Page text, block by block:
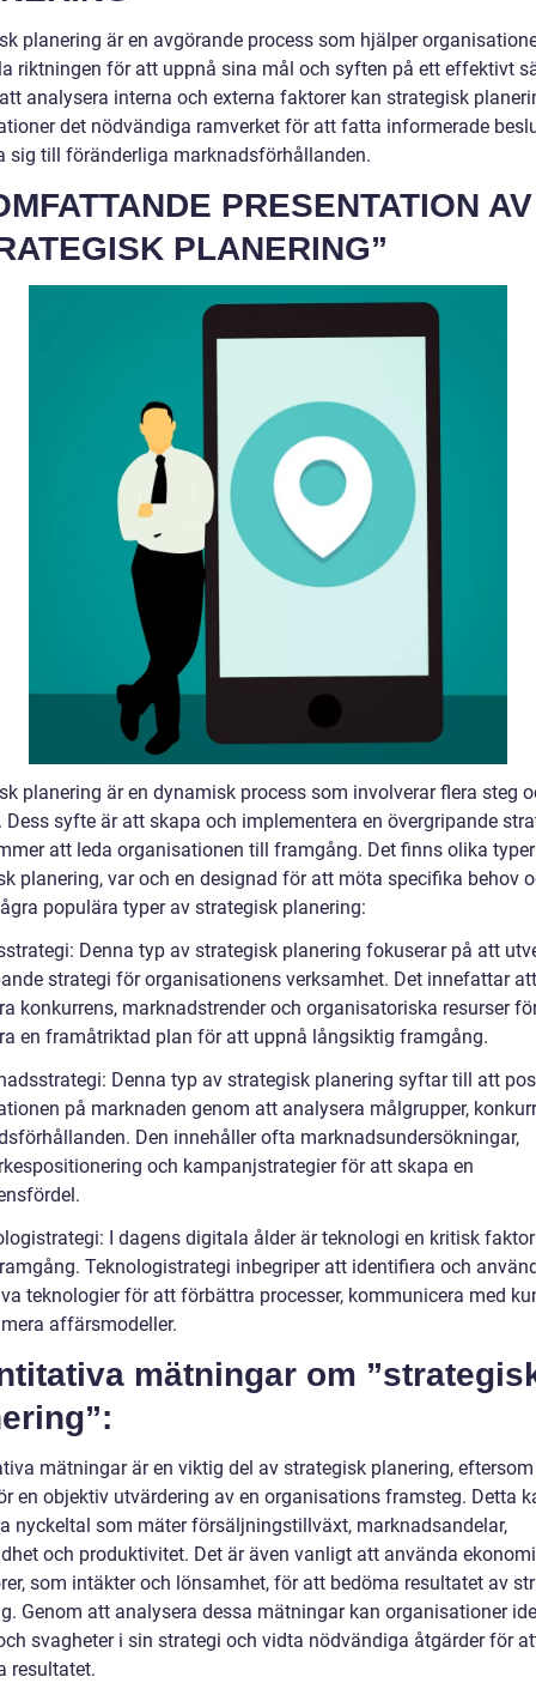
planering är en avgörande process som hjälper
riktningen för att uppnå sina mål och syften på ett effektivt
analysera interna och externa faktorer kan strategisk
det nödvändiga ramverket för att fatta informerade
sig till föränderliga marknadsförhållanden.
PRESENTATION AV
PLANERING”
planering är en dynamisk process som involverar flera steg
Dess syfte är att skapa och implementera en övergripande
att leda organisationen till framgång. Det finns olika
planering, var och en designad för att möta specifika behov
populära typer av strategisk planering:
Denna typ av strategisk planering fokuserar på att
strategi för organisationens verksamhet. Det innefattar att
konkurrens, marknadstrender och organisatoriska resurser
en framåtriktad plan för att uppnå långsiktig framgång.
Denna typ av strategisk planering syftar till att
på marknaden genom att analysera målgrupper,
Den innehåller ofta marknadsundersökningar,
och kampanjstrategier för att skapa en
I dagens digitala ålder är teknologi en kritisk
Teknologistrategi inbegriper att identifiera och
teknologier för att förbättra processer, kommunicera med
affärsmodeller.
mätningar om
mätningar är en viktig del av strategisk planering,
en objektiv utvärdering av en organisations framsteg. Detta
nyckeltal som mäter försäljningstillväxt, marknadsandelar,
och produktivitet. Det är även vanligt att använda
som intäkter och lönsamhet, för att bedöma resultatet av
Genom att analysera dessa mätningar kan organisationer
svagheter i sin strategi och vidta nödvändiga åtgärder för
resultatet.